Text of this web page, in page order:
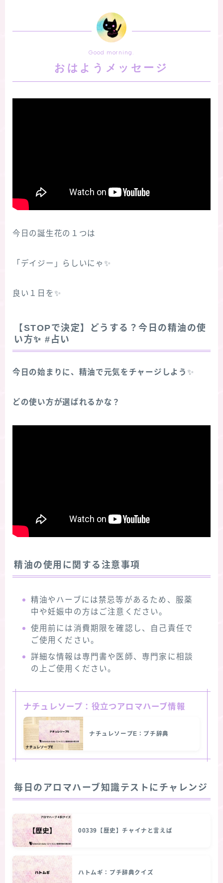
Good morning.
おはようメッセージ
今日の誕生花の１つは
「デイジー」らしいにゃ✨
良い１日を✨
【STOPで決定】どうする？今日の精油の使
い方✨ #占い
今日の始まりに、精油で元気をチャージしよう ✨
どの使い方が選ばれるかな？
精油の使用に関する注意事項
精油やハーブには禁忌等があるため、服薬
中や妊娠中の方はご注意ください。
使用前には消費期限を確認し、自己責任で
ご使用ください。
詳細な情報は専門書や医師、専門家に相談
の上ご使用ください。
ナチュレソープ：役立つアロマハーブ情報
ナチュレソープE：プチ辞典
毎日のアロマハーブ知識テストにチャレンジ
00339【歴史】チャイナと言えば
ハトムギ：プチ辞典クイズ